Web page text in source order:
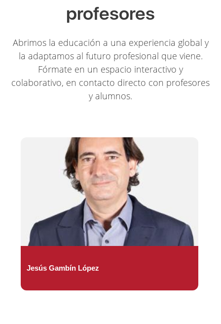
profesores
Abrimos la educación a una experiencia global y
la adaptamos al futuro profesional que viene.
Fórmate en un espacio interactivo y
colaborativo, en contacto directo con profesores
y alumnos.
Jesús Gambín López